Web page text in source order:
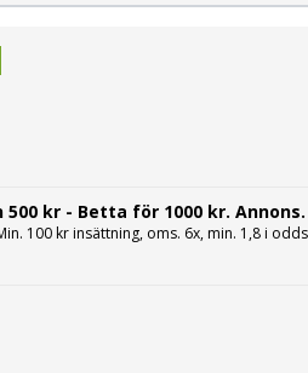
500 kr - Betta för 1000 kr. Annons.
100 kr insättning, oms. 6x, min. 1,8 i